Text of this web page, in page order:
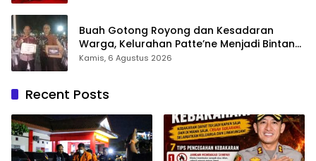
Buah Gotong Royong dan Kesadaran
Warga, Kelurahan Patte’ne Menjadi Bintang
Takalar Award 2026
Kamis, 6 Agustus 2026
Recent Posts